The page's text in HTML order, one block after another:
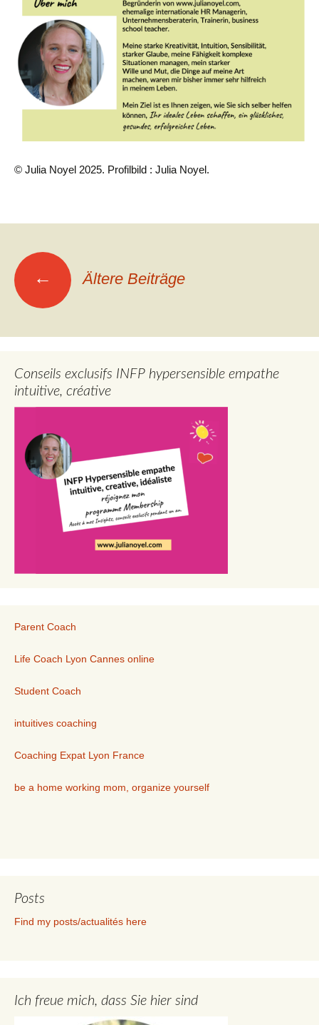
© Julia Noyel 2025. Profilbild : Julia Noyel.
Beitragsnavigation
← Ältere Beiträge
Conseils exclusifs INFP hypersensible empathe
intuitive, créative
Parent Coach
Life Coach Lyon Cannes online
Student Coach
intuitives coaching
Coaching Expat Lyon France
be a home working mom, organize yourself
Posts
Find my posts/actualités here
Ich freue mich, dass Sie hier sind